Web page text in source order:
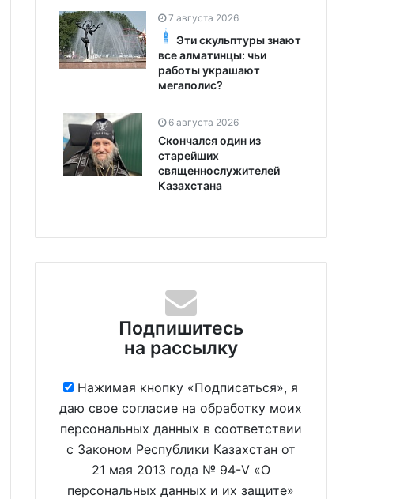
7 августа 2026
Эти скульптуры знают
все алматинцы: чьи
работы украшают
мегаполис?
6 августа 2026
Скончался один из
старейших
священнослужителей
Казахстана
Подпишитесь
на рассылку
Нажимая кнопку «Подписаться», я
даю свое согласие на обработку моих
персональных данных в соответствии
с Законом Республики Казахстан от
21 мая 2013 года № 94-V «О
персональных данных и их защите»